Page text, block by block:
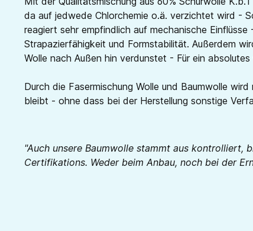
da auf jedwede Chlorchemie o.ä. verzichtet wird -
reagiert sehr empfindlich auf mechanische
Strapazierfähigkeit und Formstabilität. Außerdem
Wolle nach Außen hin verdunstet - Für ein
Durch die Fasermischung Wolle und Baumwolle
bleibt - ohne dass bei der Herstellung sonstige
"Auch unsere Baumwolle stammt aus kontrolliert,
Certifikations. Weder beim Anbau, noch bei der